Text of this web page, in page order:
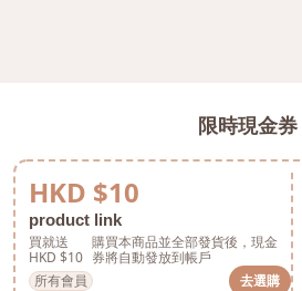
限時現金券
HKD $10
product link
買就送
HKD $10
購買本商品並全部發貨後，現金
券將自動發放到帳戶
所有會員
去選購